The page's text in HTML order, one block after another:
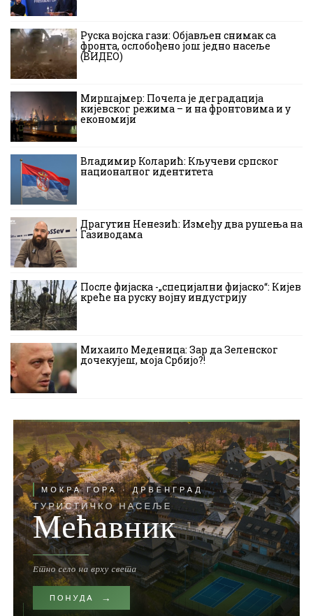
Руска војска гази: Објављен снимак са
фронта, ослобођено још једно насеље
(ВИДЕО)
Миршајмер: Почела је деградација
кијевског режима – и на фронтовима и у
економији
Владимир Коларић: Кључеви српског
националног идентитета
Драгутин Ненезић: Између два рушења на
Газиводама
После фијаска -„специјални фијаско“: Кијев
креће на руску војну индустрију
Михаило Меденица: Зар да Зеленског
дочекујеш, моја Србијо?!